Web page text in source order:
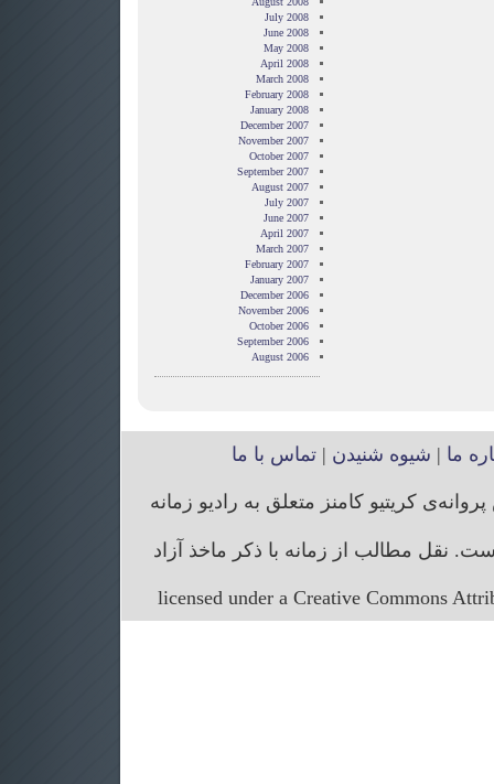
July 2008
June 2008
May 2008
April 2008
March 2008
February 2008
January 2008
December 2007
November 2007
October 2007
September 2007
August 2007
July 2007
June 2007
April 2007
March 2007
February 2007
January 2007
December 2006
November 2006
October 2006
September 2006
August 2006
ما | شیوه شنیدن |تماس با ما
کریتیو کامنز متعلق به رادیو زمانه
نقل مطالب از زمانه با ذکر ماخذ آزاد
licensed under a Creative Commons